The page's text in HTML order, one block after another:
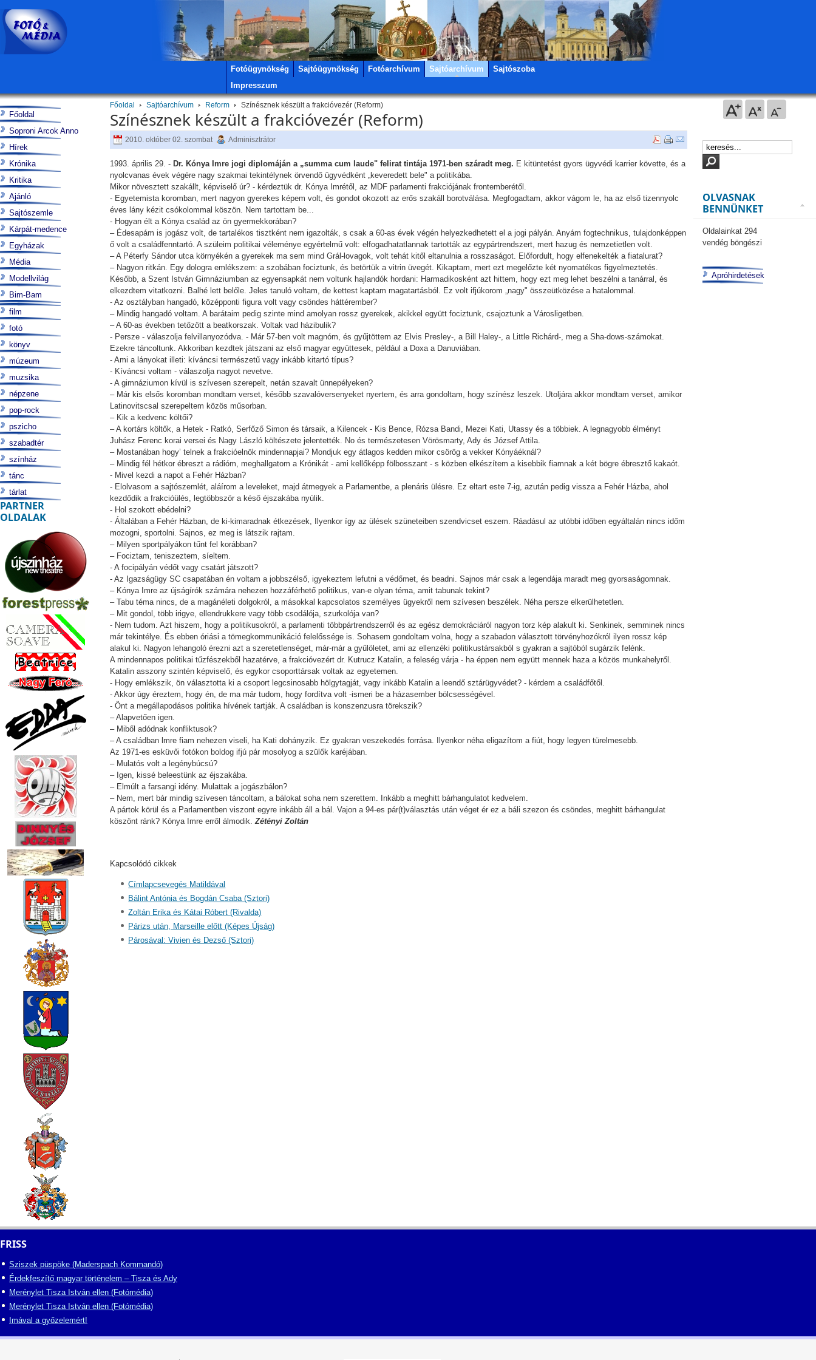
Fotóügynökség Sajtóügynökség Fotóarchívum Sajtóarchívum
Sajtószoba
Impresszum
Főoldal Sajtóarchívum Reform Színésznek készült a frakcióvezér (Reform)
Színésznek készült a frakcióvezér (Reform)
2010. október 02. szombat Adminisztrátor
1993. április 29. - Dr. Kónya Imre jogi diplomáján a „summa cum laude" felirat tintája 1971-ben száradt meg. E kitüntetést gyors ügyvédi karrier követte, és a
nyolcvanas évek végére nagy szakmai tekintélynek örvendő ügyvédként „keveredett bele" a politikába.
Mikor növesztett szakállt, képviselő úr? - kérdeztük dr. Kónya Imrétől, az MDF parlamenti frakciójának frontemberétől.
- Egyetemista koromban, mert nagyon gyerekes képem volt, és gondot okozott az erős szakáll borotválása. Megfogadtam, akkor vágom le, ha az első tizennyolc
éves lány kézit csókolommal köszön. Nem tartottam be...
- Hogyan élt a Kónya család az ön gyermekkorában?
– Édesapám is jogász volt, de tartalékos tisztként nem igazolták, s csak a 60-as évek végén helyezkedhetett el a jogi pályán. Anyám fogtechnikus, tulajdonképpen
ő volt a családfenntartó. A szüleim politikai véleménye egyértelmű volt: elfogadhatatlannak tartották az egypártrendszert, mert hazug és nemzetietlen volt.
– A Péterfy Sándor utca környékén a gyerekek ma sem mind Grál-lovagok, volt tehát kitől eltanulnia a rosszaságot. Előfordult, hogy elfenekelték a fiatalurat?
– Nagyon ritkán. Egy dologra emlékszem: a szobában fociztunk, és betörtük a vitrin üvegét. Kikaptam, mert ezt megelőzte két nyomatékos figyelmeztetés.
Később, a Szent István Gimnáziumban az egyensapkát nem voltunk hajlandók hordani: Harmadikosként azt hittem, hogy ezt meg lehet beszélni a tanárral, és
elkezdtem vitatkozni. Balhé lett belőle. Jeles tanuló voltam, de kettest kaptam magatartásból. Ez volt ifjúkorom „nagy" összeütközése a hatalommal.
- Az osztályban hangadó, középponti figura volt vagy csöndes háttérember?
– Mindig hangadó voltam. A barátaim pedig szinte mind amolyan rossz gyerekek, akikkel együtt fociztunk, csajoztunk a Városligetben.
– A 60-as években tetőzött a beatkorszak. Voltak vad házibulik?
- Persze - válaszolja felvillanyozódva. - Már 57-ben volt magnóm, és gyűjtöttem az Elvis Presley-, a Bill Haley-, a Little Richárd-, meg a Sha-dows-számokat.
Ezekre táncoltunk. Akkoriban kezdtek játszani az első magyar együttesek, például a Doxa a Danuviában.
- Ami a lányokat illeti: kíváncsi természetű vagy inkább kitartó típus?
- Kíváncsi voltam - válaszolja nagyot nevetve.
- A gimnáziumon kívül is szívesen szerepelt, netán szavalt ünnepélyeken?
– Már kis elsős koromban mondtam verset, később szavalóversenyeket nyertem, és arra gondoltam, hogy színész leszek. Utoljára akkor mondtam verset, amikor
Latinovitscsal szerepeltem közös műsorban.
– Kik a kedvenc költői?
– A kortárs költők, a Hetek - Ratkó, Serfőző Simon és társaik, a Kilencek - Kis Bence, Rózsa Bandi, Mezei Kati, Utassy és a többiek. A legnagyobb élményt
Juhász Ferenc korai versei és Nagy László költészete jelentették. No és természetesen Vörösmarty, Ady és József Attila.
– Mostanában hogy’ telnek a frakcióelnök mindennapjai? Mondjuk egy átlagos kedden mikor csörög a vekker Kónyáéknál?
– Mindig fél hétkor ébreszt a rádióm, meghallgatom a Krónikát - ami kellőképp fölbosszant - s közben elkészítem a kisebbik fiamnak a két bögre ébresztő kakaót.
- Mivel kezdi a napot a Fehér Házban?
- Elolvasom a sajtószemlét, aláírom a leveleket, majd átmegyek a Parlamentbe, a plenáris ülésre. Ez eltart este 7-ig, azután pedig vissza a Fehér Házba, ahol
kezdődik a frakcióülés, legtöbbször a késő éjszakába nyúlik.
- Hol szokott ebédelni?
- Általában a Fehér Házban, de ki-kimaradnak étkezések, Ilyenkor így az ülések szüneteiben szendvicset eszem. Ráadásul az utóbbi időben egyáltalán nincs időm
mozogni, sportolni. Sajnos, ez meg is látszik rajtam.
– Milyen sportpályákon tűnt fel korábban?
– Fociztam, teniszeztem, síeltem.
- A focipályán védőt vagy csatárt játszott?
- Az Igazságügy SC csapatában én voltam a jobbszélső, igyekeztem lefutni a védőmet, és beadni. Sajnos már csak a legendája maradt meg gyorsaságomnak.
– Kónya Imre az újságírók számára nehezen hozzáférhető politikus, van-e olyan téma, amit tabunak tekint?
– Tabu téma nincs, de a magánéleti dolgokról, a másokkal kapcsolatos személyes ügyekről nem szívesen beszélek. Néha persze elkerülhetetlen.
– Mit gondol, több irigye, ellendrukkere vagy több csodálója, szurkolója van?
- Nem tudom. Azt hiszem, hogy a politikusokról, a parlamenti többpártrendszerről és az egész demokráciáról nagyon torz kép alakult ki. Senkinek, semminek nincs
már tekintélye. És ebben óriási a tömegkommunikáció felelőssége is. Sohasem gondoltam volna, hogy a szabadon választott törvényhozókról ilyen rossz kép
alakul ki. Nagyon lehangoló érezni azt a szeretetlenséget, már-már a gyűlöletet, ami az ellenzéki politikustársakból s gyakran a sajtóból sugárzik felénk.
A mindennapos politikai tűzfészekből hazatérve, a frakcióvezért dr. Kutrucz Katalin, a feleség várja - ha éppen nem együtt mennek haza a közös munkahelyről.
Katalin asszony szintén képviselő, és egykor csoporttársak voltak az egyetemen.
- Hogy emlékszik, ön választotta ki a csoport legcsinosabb hölgytagját, vagy inkább Katalin a leendő sztárügyvédet? - kérdem a családfőtől.
- Akkor úgy éreztem, hogy én, de ma már tudom, hogy fordítva volt -ismeri be a házasember bölcsességével.
- Önt a megállapodásos politika hívének tartják. A családban is konszenzusra törekszik?
– Alapvetően igen.
– Miből adódnak konfliktusok?
– A családban lmre fiam nehezen viseli, ha Kati dohányzik. Ez gyakran veszekedés forrása. Ilyenkor néha eligazítom a fiút, hogy legyen türelmesebb.
Az 1971-es esküvői fotókon boldog ifjú pár mosolyog a szülők karéjában.
– Mulatós volt a legénybúcsú?
– Igen, kissé beleestünk az éjszakába.
– Elmúlt a farsangi idény. Mulattak a jogászbálon?
– Nem, mert bár mindig szívesen táncoltam, a bálokat soha nem szerettem. Inkább a meghitt bárhangulatot kedvelem.
A pártok körül és a Parlamentben viszont egyre inkább áll a bál. Vajon a 94-es pár(t)választás után véget ér ez a báli szezon és csöndes, meghitt bárhangulat
köszönt ránk? Kónya Imre erről álmodik.Zétényi Zoltán
Kapcsolódó cikkek
Címlapcsevegés Matildával
Bálint Antónia és Bogdán Csaba (Sztori)
Zoltán Erika és Kátai Róbert (Rivalda)
Párizs után, Marseille előtt (Képes Újság)
Párosával: Vivien és Dezső (Sztori)
Főoldal
Soproni Arcok Anno
Hírek
Krónika
Kritika
Ajánló
Sajtószemle
Kárpát-medence
Egyházak
Média
Modellvilág
Bim-Bam
film
fotó
könyv
múzeum
muzsika
népzene
pop-rock
pszicho
szabadtér
színház
tánc
tárlat
PARTNER
OLDALAK
OLVASNAK
BENNÜNKET
Oldalainkat 294
vendég böngészi
Apróhirdetések
FRISS
Sziszek püspöke (Maderspach Kommandó)
Érdekfeszítő magyar történelem – Tisza és Ady
Merénylet Tisza István ellen (Fotómédia)
Merénylet Tisza István ellen (Fotómédia)
Imával a győzelemért!